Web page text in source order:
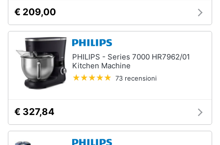
€ 209,00
PHILIPS - Series 7000 HR7962/01
Kitchen Machine
73 recensioni
€ 327,84